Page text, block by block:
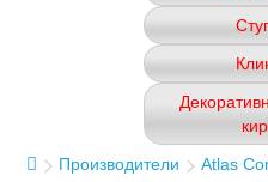
Производители
Atlas